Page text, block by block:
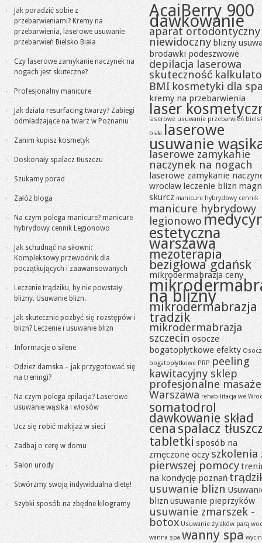
Jak poradzić sobie z
przebarwieniami? Kremy na
przebarwienia, laserowe usuwanie
przebarwień Bielsko Biała
Czy laserowe zamykanie naczynek na
nogach jest skuteczne?
Profesjonalny manicure
Jak działa resurfacing twarzy? Zabiegi
odmładzające na twarz w Poznaniu
Zanim kupisz kosmetyk
Doskonały spalacz tłuszczu
Szukamy porad
Załóż bloga
Na czym polega manicure? manicure
hybrydowy cennik Legionowo
Jak schudnąć na siłowni:
Kompleksowy przewodnik dla
początkujących i zaawansowanych
Leczenie trądziku, by nie powstały
blizny. Usuwanie blizn.
Jak skutecznie pozbyć się rozstępów i
blizn? Leczenie i usuwanie blizn
Informacje o silene
Odzież damska – jak przygotować się
na treningi?
Na czym polega epilacja? Laserowe
usuwanie wąsika i włosów
Ucz się robić makijaż w sieci
Zadbaj o cerę w domu
Salon urody
Stwórzmy swoją indywidualna dietę!
Szybki sposób na zbędne kilogramy
AcaiBerry 900
dawkowanie
aparat ortodontyczny
niewidoczny blizny
brodawki podeszwowe
depilacja laserowa
skuteczność
BMI kosmetyki dla
kremy na przebarwienia
laser
laserowe usuwanie przebarwień
biała laserowe
usuwanie
laserowe zamykanie
naczynek na nogach
laserowe zamykanie
wrocław leczenie blizn
skurcz manicure hybrydowy cennik
manicure hybrydowy
legionowo
estetyczna
warszawa
mezoterapia
bezigłowa gdańsk
mikrodermabrazja ceny
na blizny
mikrodermabrazja
tradzik
mikrodermabrazja
szczecin osocze
bogatopłytkowe efekty
bogatopłytkowe PRP peeling
kawitacyjny sklep
profesjonalne masaże
Warszawa rehabilitacja we
somatodrol
dawkowanie skład
cena spalacz
tabletki sposób na
zmęczone oczy szkolenia
pierwszej pomocy
na kondycję poznań
usuwanie blizn
blizn usuwanie pieprzyków
usuwanie zmarszek -
botox Usuwanie żylaków parą
wanna spa wanny spa